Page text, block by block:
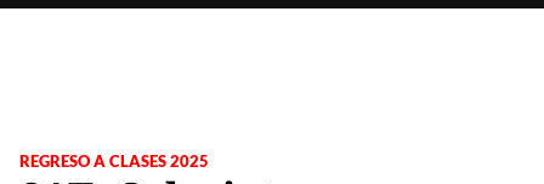
REGRESO A CLASES 2025